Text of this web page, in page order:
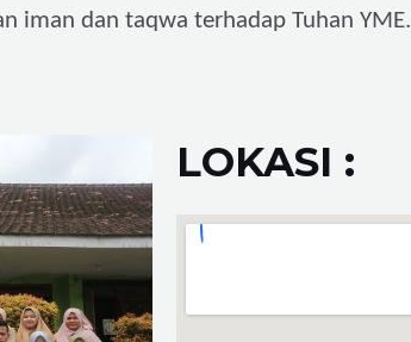
iman dan taqwa terhadap Tuhan YME.
LOKASI :